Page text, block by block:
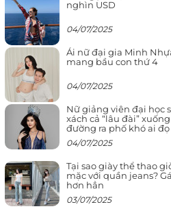
nghìn USD
04/07/2025
Ái nữ đại gia Minh
mang bầu con thứ 4
04/07/2025
Nữ giảng viên đại học
xách cả “lâu đài”
đường ra phố khó ai đọ
04/07/2025
Tại sao giày thể thao
mặc với quần jeans?
hơn hẳn
03/07/2025